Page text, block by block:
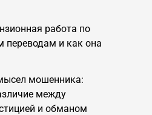
работа по
и как она
мошенника:
между
и обманом